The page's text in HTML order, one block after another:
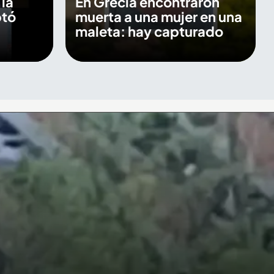
muerta a una mujer en una
maleta: hay capturado